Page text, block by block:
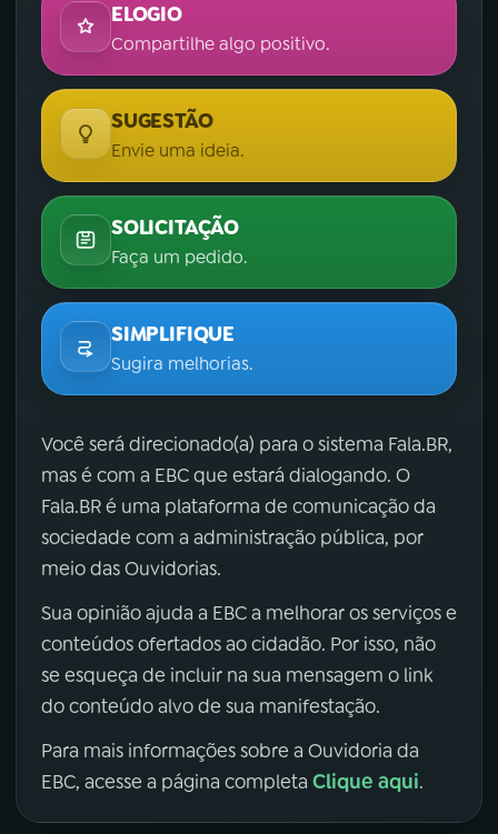
ELOGIO
Compartilhe algo positivo.
SUGESTÃO
Envie uma ideia.
SOLICITAÇÃO
Faça um pedido.
SIMPLIFIQUE
Sugira melhorias.
Você será direcionado(a) para o sistema Fala.BR,
mas é com a EBC que estará dialogando. O
Fala.BR é uma plataforma de comunicação da
sociedade com a administração pública, por
meio das Ouvidorias.
Sua opinião ajuda a EBC a melhorar os serviços e
conteúdos ofertados ao cidadão. Por isso, não
se esqueça de incluir na sua mensagem o link
do conteúdo alvo de sua manifestação.
Para mais informações sobre a Ouvidoria da
EBC, acesse a página completa Clique aqui.